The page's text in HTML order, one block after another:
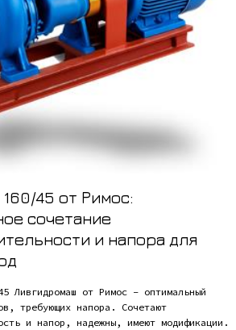
45 от Римос:
сочетание
и напора для
Ливгидромаш от Римос – оптимальный
требующих напора. Сочетают
и напор, надежны, имеют модификации.